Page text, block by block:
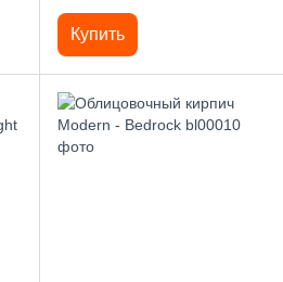
Купить